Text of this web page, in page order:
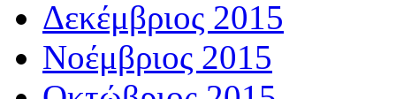
Δεκέμβριος 2015
Νοέμβριος 2015